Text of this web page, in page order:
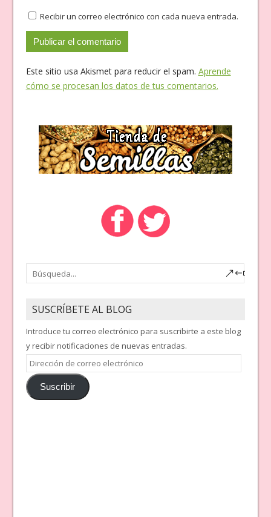
Recibir un correo electrónico con cada nueva entrada.
Este sitio usa Akismet para reducir el spam. Aprende
cómo se procesan los datos de tus comentarios.
SUSCRÍBETE AL BLOG
Introduce tu correo electrónico para suscribirte a este blog
y recibir notificaciones de nuevas entradas.
Dirección
de
correoSuscribir